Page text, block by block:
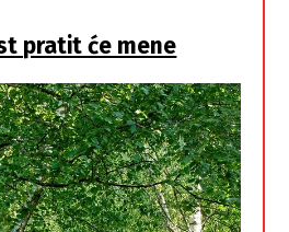
pratit će mene